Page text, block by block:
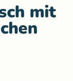
mit